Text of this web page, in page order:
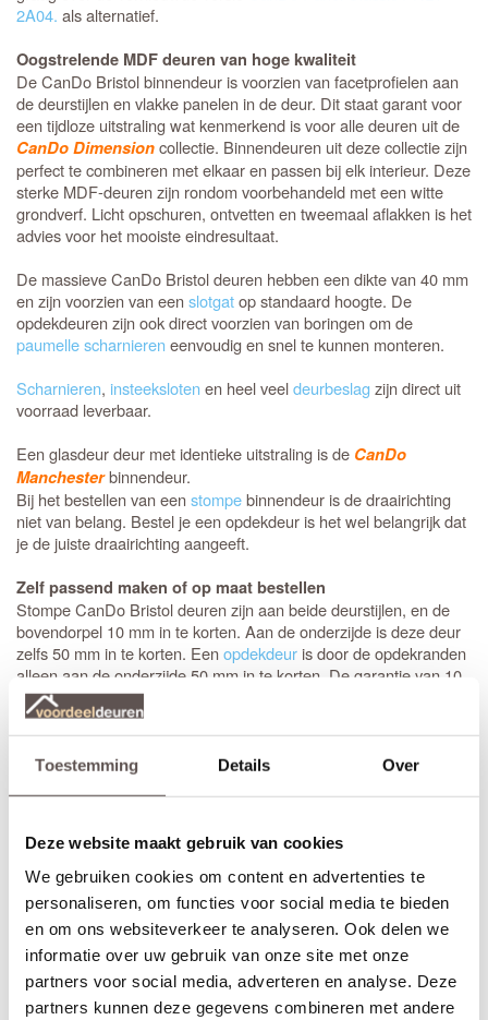
Toestemming Details Over
Deze website maakt gebruik van cookies
We gebruiken cookies om content en advertenties te
personaliseren, om functies voor social media te bieden
en om ons websiteverkeer te analyseren. Ook delen we
informatie over uw gebruik van onze site met onze
partners voor social media, adverteren en analyse. Deze
partners kunnen deze gegevens combineren met andere
2A04. als alternatief.
Oogstrelende MDF deuren van hoge kwaliteit
De CanDo Bristol binnendeur is voorzien van facetprofielen aan
de deurstijlen en vlakke panelen in de deur. Dit staat garant voor
een tijdloze uitstraling wat kenmerkend is voor alle deuren uit de
CanDo Dimensioncollectie. Binnendeuren uit deze collectie zijn
perfect te combineren met elkaar en passen bij elk interieur. Deze
sterke MDF-deuren zijn rondom voorbehandeld met een witte
grondverf. Licht opschuren, ontvetten en tweemaal aflakken is het
advies voor het mooiste eindresultaat.
De massieve CanDo Bristol deuren hebben een dikte van 40 mm
en zijn voorzien van eenslotgatop standaard hoogte. De
opdekdeuren zijn ook direct voorzien van boringen om de
paumelle scharnieren eenvoudig en snel te kunnen monteren.
Scharnieren, insteeksloten en heel veeldeurbeslagzijn direct uit
voorraad leverbaar.
Een glasdeur deur met identieke uitstraling is de CanDo
Manchesterbinnendeur.
Bij het bestellen van eenstompebinnendeur is de draairichting
niet van belang. Bestel je een opdekdeur is het wel belangrijk dat
je de juiste draairichting aangeeft.
Zelf passend maken of op maat bestellen
Stompe CanDo Bristol deuren zijn aan beide deurstijlen, en de
bovendorpel 10 mm in te korten. Aan de onderzijde is deze deur
zelfs 50 mm in te korten. Eenopdekdeur is door de opdekranden
alleen aan de onderzijde 50 mm in te korten. De garantie van 10
jaar blijft van kracht binnen deze aangegeven marges.
Maatwerk is mogelijk als de gewenste afmeting meer afwijkt dan
de aangegeven marges of als je kiest voor het gemak van deuren
Thuisbezorgd in slechts 5 werkdagen
(Bewerkingen zoals een extra tochtvaldorpel verlengt de levertijd
met 3 werkdagen)
Bekijk de video over de deuren uit de Dimension collectie: